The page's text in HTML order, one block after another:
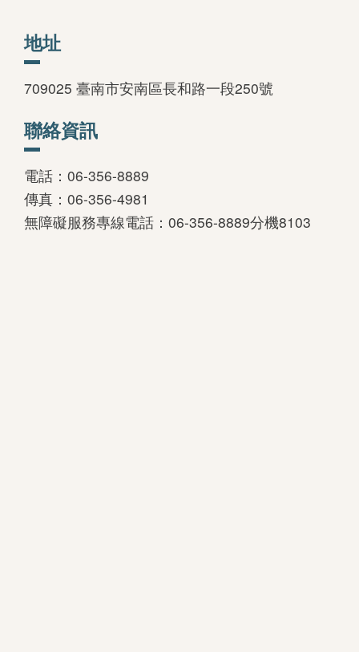
English
Pilipino
អក្ខរក្រម
ខេមរភាសា
Bahasa
Melayu
地址
709025 臺南市安南區長和路一段250號
聯絡資訊
電話：06-356-8889
傳真：06-356-4981
無障礙服務專線電話：06-356-8889分機8103